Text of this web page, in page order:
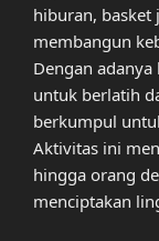
hiburan, basket
membangun
Dengan
untuk berlatih
berkumpul
Aktivitas ini
hingga orang
menciptakan